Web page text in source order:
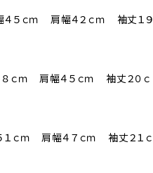
５ｃｍ 肩幅４２ｃｍ 袖丈１９
ｃｍ 肩幅４５ｃｍ 袖丈２０ｃ
ｃｍ 肩幅４７ｃｍ 袖丈２１ｃ